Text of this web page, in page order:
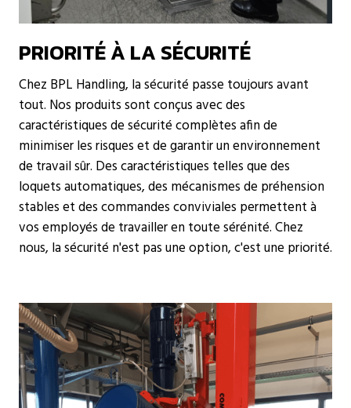
PRIORITÉ À LA SÉCURITÉ
Chez BPL Handling, la sécurité passe toujours avant
tout. Nos produits sont conçus avec des
caractéristiques de sécurité complètes afin de
minimiser les risques et de garantir un environnement
de travail sûr. Des caractéristiques telles que des
loquets automatiques, des mécanismes de préhension
stables et des commandes conviviales permettent à
vos employés de travailler en toute sérénité. Chez
nous, la sécurité n'est pas une option, c'est une priorité.